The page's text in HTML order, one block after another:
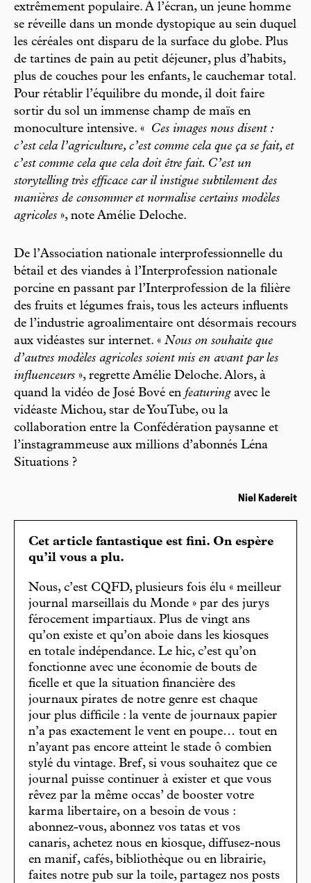
extrêmement populaire. À l’écran, un jeune homme
se réveille dans un monde dystopique au sein duquel
les céréales ont disparu de la surface du globe. Plus
de tartines de pain au petit déjeuner, plus d’habits,
plus de couches pour les enfants, le cauchemar total.
Pour rétablir l’équilibre du monde, il doit faire
sortir du sol un immense champ de maïs en
monoculture intensive. «
Ces images nous disent :
c’est cela l’agriculture, c’est comme cela que ça se fait, et
c’est comme cela que cela doit être fait. C’est un
storytelling très efficace car il instigue subtilement des
manières de consommer et normalise certains modèles
agricoles », note Amélie Deloche.
De l’Association nationale interprofessionnelle du
bétail et des viandes à l’Interprofession nationale
porcine en passant par l’Interprofession de la filière
des fruits et légumes frais, tous les acteurs influents
de l’industrie agroalimentaire ont désormais recours
aux vidéastes sur internet. « Nous on souhaite que
d’autres modèles agricoles soient mis en avant par les
influenceurs », regrette Amélie Deloche. Alors, à
quand la vidéo de José Bové en featuringavec le
vidéaste Michou, star de YouTube, ou la
collaboration entre la Confédération paysanne et
l’instagrammeuse aux millions d’abonnés Léna
Situations ?
Niel Kadereit
Cet article fantastique est fini. On espère
qu’il vous a plu.
Nous, c’est CQFD, plusieurs fois élu « meilleur
journal marseillais du Monde » par des jurys
férocement impartiaux. Plus de vingt ans
qu’on existe et qu’on aboie dans les kiosques
en totale indépendance. Le hic, c’est qu’on
fonctionne avec une économie de bouts de
ficelle et que la situation financière des
journaux pirates de notre genre est chaque
jour plus difficile : la vente de journaux papier
n’a pas exactement le vent en poupe… tout en
n’ayant pas encore atteint le stade ô combien
stylé du vintage. Bref, si vous souhaitez que ce
journal puisse continuer à exister et que vous
rêvez par la même occas’ de booster votre
karma libertaire, on a besoin de vous :
abonnez-vous, abonnez vos tatas et vos
canaris, achetez nous en kiosque, diffusez-nous
en manif, cafés, bibliothèque ou en librairie,
faites notre pub sur la toile, partagez nos posts